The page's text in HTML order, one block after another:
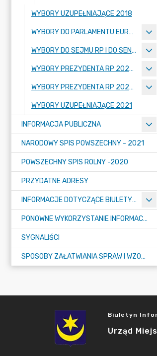
WYBORY UZUPEŁNIAJĄCE 2018
WYBORY DO PARLAMENTU EUROPEJSKIEGO 26 MAJ 2019
WYBORY DO SEJMU RP I DO SENATU RP - 13 PAŹDZIERNIKA 2019 R.
WYBORY PREZYDENTA RP 2020 - 10 MAJA 2020
WYBORY PREZYDENTA RP 2020 - 28 CZERWCA 2020
WYBORY UZUPEŁNIAJĄCE 2021
INFORMACJA PUBLICZNA
NARODOWY SPIS POWSZECHNY - 2021
POWSZECHNY SPIS ROLNY -2020
PRZYDATNE ADRESY
INFORMACJE DOTYCZĄCE BIULETYNU INFORMACJI PUBLICZNEJ
PONOWNE WYKORZYSTANIE INFORMACJI PUBLICZNEJ
SYGNALIŚCI
SPOSOBY ZAŁATWIANIA SPRAW I WZORY WNIOSKÓW
Biuletyn
Urząd